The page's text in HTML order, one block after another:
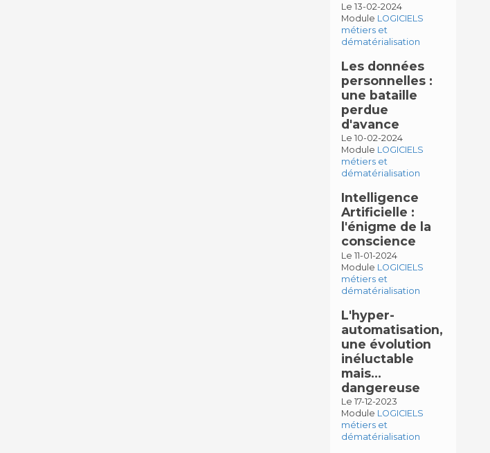
Le 13-02-2024
Module LOGICIELS
métiers et
dématérialisation
Les données
personnelles :
une bataille
perdue
d'avance
Le 10-02-2024
Module LOGICIELS
métiers et
dématérialisation
Intelligence
Artificielle :
l'énigme de la
conscience
Le 11-01-2024
Module LOGICIELS
métiers et
dématérialisation
L'hyper-
automatisation,
une évolution
inéluctable
mais…
dangereuse
Le 17-12-2023
Module LOGICIELS
métiers et
dématérialisation